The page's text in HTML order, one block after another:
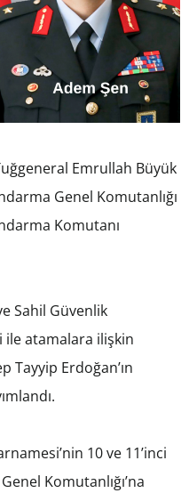
Emrullah Büyük
Genel Komutanlığı
Komutanı
Sahil Güvenlik
ile atamalara ilişkin
Tayyip Erdoğan’ın
10 ve 11’inci
Komutanlığı’na